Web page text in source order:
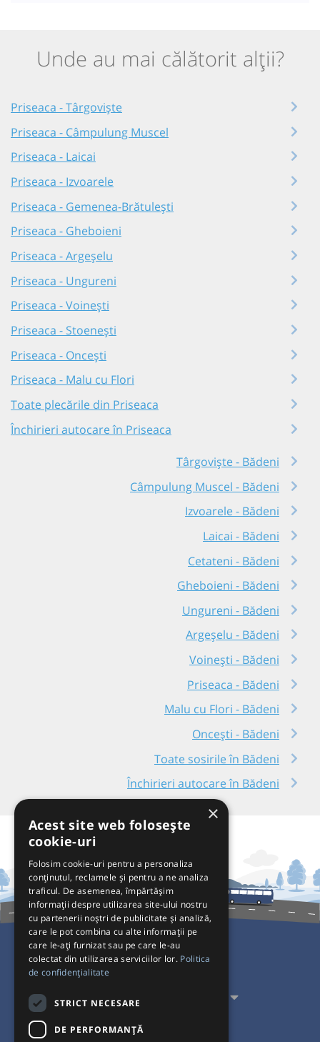
Unde au mai călătorit alții?
Priseaca - Târgoviște
Priseaca - Câmpulung Muscel
Priseaca - Laicai
Priseaca - Izvoarele
Priseaca - Gemenea-Brătulești
Priseaca - Gheboieni
Priseaca - Argeșelu
Priseaca - Ungureni
Priseaca - Voinești
Priseaca - Stoenești
Priseaca - Oncești
Priseaca - Malu cu Flori
Toate plecările din Priseaca
Închirieri autocare în Priseaca
Târgoviște - Bădeni
Câmpulung Muscel - Bădeni
Izvoarele - Bădeni
Laicai - Bădeni
Cetateni - Bădeni
Gheboieni - Bădeni
Ungureni - Bădeni
Argeșelu - Bădeni
Voinești - Bădeni
Priseaca - Bădeni
Malu cu Flori - Bădeni
Oncești - Bădeni
Toate sosirile în Bădeni
Închirieri autocare în Bădeni
Pentru Călători
Pentru Transportatori
Interacționăm
×
Acest site web folosește
cookie-uri
Folosim cookie-uri pentru a personaliza
conținutul, reclamele și pentru a ne analiza
traficul. De asemenea, împărtășim
informații despre utilizarea site-ului nostru
cu partenerii noștri de publicitate și analiză,
care le pot combina cu alte informații pe
care le-ați furnizat sau pe care le-au
colectat din utilizarea serviciilor lor. Politica
de confidențialitate
STRICT NECESARE
DE PERFORMANȚĂ